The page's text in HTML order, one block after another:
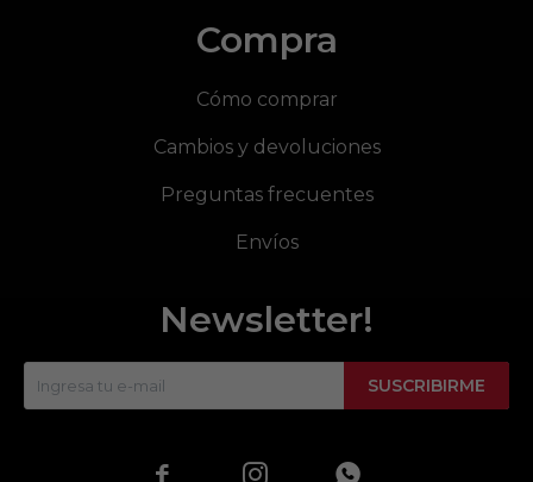
Compra
Cómo comprar
Cambios y devoluciones
Preguntas frecuentes
Envíos
Newsletter!
SUSCRIBIRME
  